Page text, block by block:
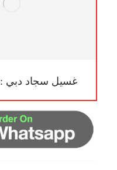
غسيل سجاد دبي :0568950034